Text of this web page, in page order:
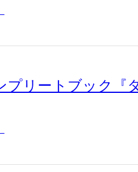
プリートブック『